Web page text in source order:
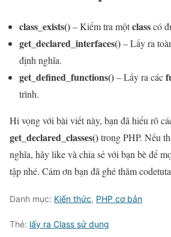
class_exists()– Kiểm tra mộtclasscó
get_declared_interfaces()– Lấy ra
định nghĩa.
get_defined_functions()– Lấy ra các
trình.
Hi vọng với bài viết này, bạn đã hiểu rõ
get_declared_classes()trong PHP. Nếu
nghĩa, hãy like và chia sẻ với bạn bè để
tập nhé. Cảm ơn bạn đã ghé thăm
Danh mục: Kiến thức, PHP cơ bản
Thẻ: lấy ra Class sử dụng